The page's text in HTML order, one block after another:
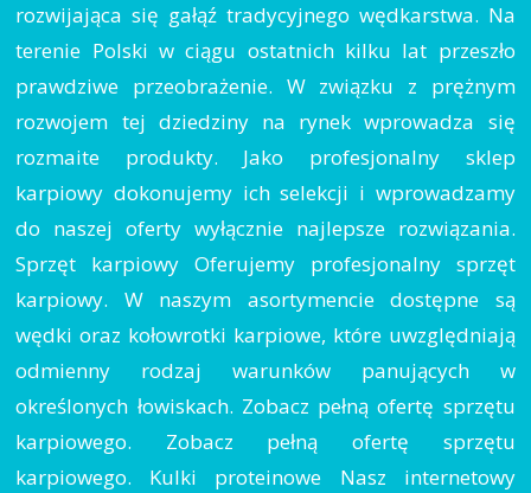
rozwijająca się gałąź tradycyjnego wędkarstwa. Na
terenie Polski w ciągu ostatnich kilku lat przeszło
prawdziwe przeobrażenie. W związku z prężnym
rozwojem tej dziedziny na rynek wprowadza się
rozmaite produkty. Jako profesjonalny sklep
karpiowy dokonujemy ich selekcji i wprowadzamy
do naszej oferty wyłącznie najlepsze rozwiązania.
Sprzęt karpiowy Oferujemy profesjonalny sprzęt
karpiowy. W naszym asortymencie dostępne są
wędki oraz kołowrotki karpiowe, które uwzględniają
odmienny rodzaj warunków panujących w
określonych łowiskach. Zobacz pełną ofertę sprzętu
karpiowego. Zobacz pełną ofertę sprzętu
karpiowego. Kulki proteinowe Nasz internetowy